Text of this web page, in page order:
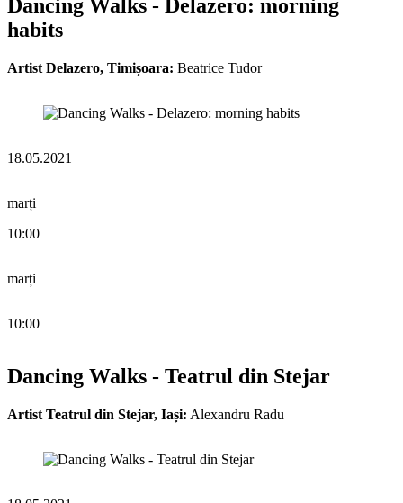
Dancing Walks - Delazero: morning
habits
Artist Delazero, Timișoara: Beatrice Tudor
18.05.2021
marți
10:00
marți
10:00
Dancing Walks - Teatrul din Stejar
Artist Teatrul din Stejar, Iași: Alexandru Radu